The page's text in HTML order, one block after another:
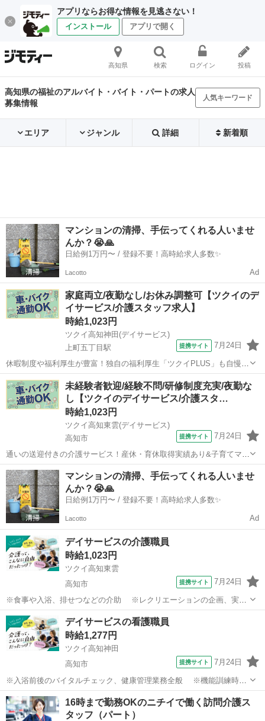
アプリならお得な情報を見逃さない！
インストール アプリで開く
高知県 検索 ログイン 投稿
高知県の福祉のアルバイト・バイト・パートの求人
募集情報
人気キーワード
エリア ジャンル 詳細 新着順
マンションの清掃、手伝ってくれる人いませ
んか？😭🙏
日給例1万円〜 / 登録不要！高時給求人多数✨
Lacotto Ad
家庭両立/夜勤なし/お休み調整可【ツクイのデ
イサービス/介護スタッフ求人】
時給1,023円
ツクイ高知神田(デイサービス)
上町五丁目駅
提携サイト 7月24日
休暇制度や福利厚生が豊富！独自の福利厚生「ツクイPLUS」も自慢で
す♪プライベートも大切にできます。 ★☆ 働きやすいメリット多数
★☆ ＼＼サービス・職種の魅力／／ 「今私たちに求められていること
は何だろう」「どんな工...
高知 高知市 上町五丁目駅 介護
未経験者歓迎/経験不問/研修制度充実/夜勤な
し【ツクイのデイサービス/介護スタ…
時給1,023円
ツクイ高知東雲(デイサービス)
高知市
提携サイト 7月24日
通いの送迎付きの介護サービス！産休・育休取得実績あり&子育てママ
在籍中！ライフイベントにも柔軟に対応しています。 ★☆ 働きやすい
メリット多数 ★☆ ＼＼サービス・職種の魅力／／ 「今私たちに求め
られていることは何だろう...
高知 高知市
マンションの清掃、手伝ってくれる人いませ
んか？😭🙏
日給例1万円〜 / 登録不要！高時給求人多数✨
Lacotto Ad
デイサービスの介護職員
時給1,023円
ツクイ高知東雲
高知市
提携サイト 7月24日
※食事や入浴、排せつなどの介助 ※レクリエーションの企画、実施
※他スタッフと連携してのケア業務全般 ※送迎・添乗業務 ※各
種記録業務など ◆従事すべき業務の変更の範囲 なし ◆勤務場所の変
更の範囲 なし ◆有期労...
高知 介護
デイサービスの看護職員
時給1,277円
ツクイ高知神田
高知市
提携サイト 7月24日
※入浴前後のバイタルチェック、健康管理業務全般 ※機能訓練時の
補助業務 ※他スタッフと連携してのケア業務全般 ※各種記録業務
など ◆従事すべき業務の変更の範囲 なし ◆勤務場所の変更の範囲
なし ◆有期労働契約を更新...
高知 高知市 介護
16時まで勤務OKのニチイで働く訪問介護ス
タッフ（パート）